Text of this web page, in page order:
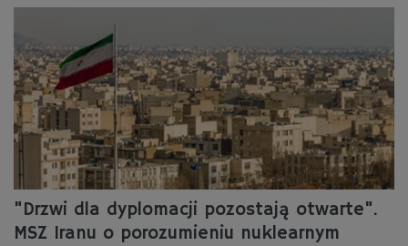
"Drzwi dla dyplomacji pozostają otwarte".
MSZ Iranu o porozumieniu nuklearnym